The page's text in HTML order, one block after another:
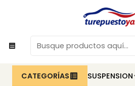
CATEGORÍAS SUSPENSION